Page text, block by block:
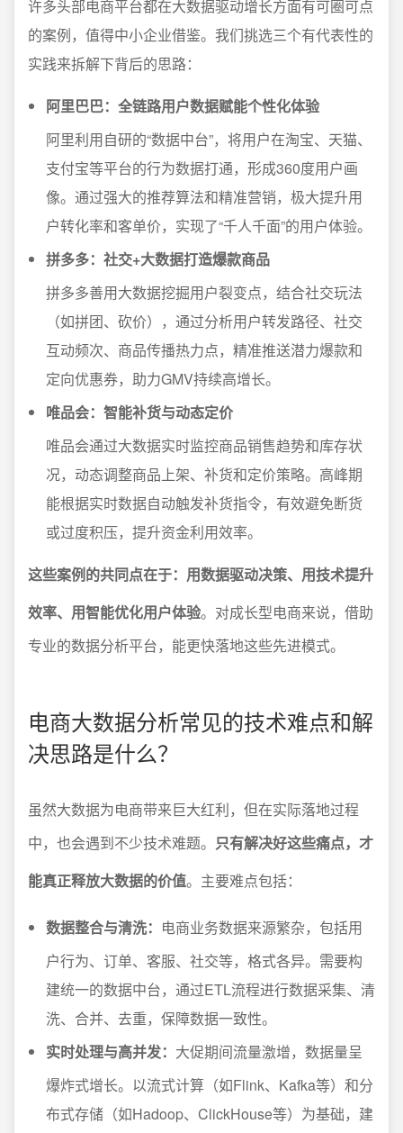
许多头部电商平台都在大数据驱动增长方面有可圈可点
的案例，值得中小企业借鉴。我们挑选三个有代表性的
实践来拆解下背后的思路：
阿里巴巴：全链路用户数据赋能个性化体验
阿里利用自研的“数据中台”，将用户在淘宝、天猫、
支付宝等平台的行为数据打通，形成360度用户画
像。通过强大的推荐算法和精准营销，极大提升用
户转化率和客单价，实现了“千人千面”的用户体验。
拼多多：社交+大数据打造爆款商品
拼多多善用大数据挖掘用户裂变点，结合社交玩法
（如拼团、砍价），通过分析用户转发路径、社交
互动频次、商品传播热力点，精准推送潜力爆款和
定向优惠券，助力GMV持续高增长。
唯品会：智能补货与动态定价
唯品会通过大数据实时监控商品销售趋势和库存状
况，动态调整商品上架、补货和定价策略。高峰期
能根据实时数据自动触发补货指令，有效避免断货
或过度积压，提升资金利用效率。
这些案例的共同点在于：用数据驱动决策、用技术提升
效率、用智能优化用户体验。对成长型电商来说，借助
专业的数据分析平台，能更快落地这些先进模式。
电商大数据分析常见的技术难点和解
决思路是什么？
虽然大数据为电商带来巨大红利，但在实际落地过程
中，也会遇到不少技术难题。 只有解决好这些痛点，才
能真正释放大数据的价值。主要难点包括：
数据整合与清洗： 电商业务数据来源繁杂，包括用
户行为、订单、客服、社交等，格式各异。需要构
建统一的数据中台，通过ETL流程进行数据采集、清
洗、合并、去重，保障数据一致性。
实时处理与高并发： 大促期间流量激增，数据量呈
爆炸式增长。以流式计算（如Flink、Kafka等）和分
布式存储（如Hadoop、ClickHouse等）为基础，建